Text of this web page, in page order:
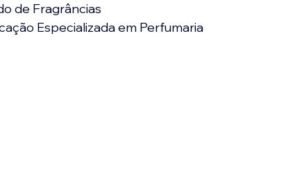
de Fragrâncias
Especializada em Perfumaria